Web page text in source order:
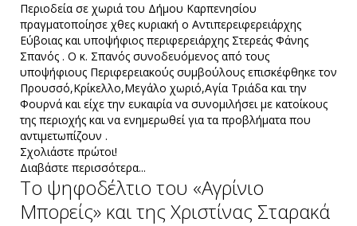
Περιοδεία σε χωριά του Δήμου Καρπενησίου
πραγματοποίησε χθες κυριακή ο Αντιπερειφερειάρχης
Εύβοιας και υποψήφιος περιφερειάρχης Στερεάς Φάνης
Σπανός . Ο κ. Σπανός συνοδευόμενος από τους
υποψήφιους Περιφερειακούς συμβούλους επισκέφθηκε τον
Προυσσό,Κρίκελλο,Μεγάλο χωριό,Αγία Τριάδα και την
Φουρνά και είχε την ευκαιρία να συνομιλήσει με κατοίκους
της περιοχής και να ενημερωθεί για τα προβλήματα που
αντιμετωπίζουν .
Σχολιάστε πρώτοι!
Διαβάστε περισσότερα...
Το ψηφοδέλτιο του «Αγρίνιο
Μπορείς» και της Χριστίνας Σταρακά